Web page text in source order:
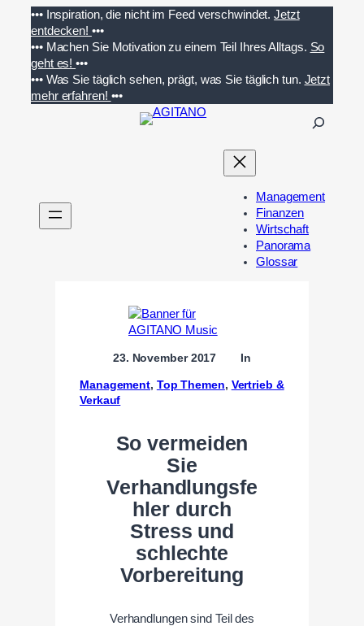
Inhalt
springen
••• Inspiration, die nicht im Feed verschwindet. Jetzt
entdecken! •••
••• Machen Sie Motivation zu einem Teil Ihres Alltags. So
geht es!•••
••• Was Sie täglich sehen, prägt, was Sie täglich tun. Jetzt
mehr erfahren! •••
n
Management
Finanzen
Wirtschaft
Panorama
Glossar
23. November 2017 In
Management, Top Themen, Vertrieb &
Verkauf
So vermeiden
Sie
Verhandlungsfe
hler durch
Stress und
schlechte
Vorbereitung
Verhandlungen sind Teil des